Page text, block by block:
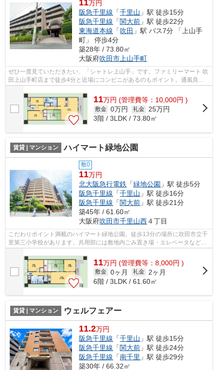
11万円
阪急千里線 「千里山 」駅 徒歩15分
阪急千里線 「関大前 」駅 徒歩22分
東海道本線 「吹田 」駅 バス7分 「上山手
町」 停歩4分
築28年 / 73.80㎡
大阪府吹田市 上山手町
ぜひ一度見ていただきたい、「シャトレ上山手」です。ファミリーマート 吹
田上山手町店まで徒歩4分と近場にコンビニがあるのもポイント。通風良好
の物件なのでいつでも新鮮な空気を味...
11万円 (管理費等：10,000円 )
敷金 0万円 礼金
25万円
3階 / 3LDK / 73.80㎡
賃貸 | マンション ハイマート緑地公園
敷0
11万円
北大阪急行電鉄 「緑地公園 」駅 徒歩5分
阪急千里線 「千里山 」駅 徒歩16分
阪急千里線 「関大前 」駅 徒歩21分
築45年 / 61.60㎡
大阪府吹田市千里山西４丁目
こだわりポイント満載のハイマート緑地公園。徒歩13分の場所に吹田市立千
里第三小学校があります。共用部には敷地内ごみ置き場・エレベータなどが
11万円 (管理費等：8,000円 )
敷金 0ヶ月 礼金
2ヶ月
6階 / 3LDK / 61.60㎡
賃貸 | マンション ウェルフェアー
11.2万円
阪急千里線 「千里山 」駅 徒歩15分
阪急千里線 「関大前 」駅 徒歩24分
阪急千里線 「南千里 」駅 徒歩29分
築30年 / 66.32㎡